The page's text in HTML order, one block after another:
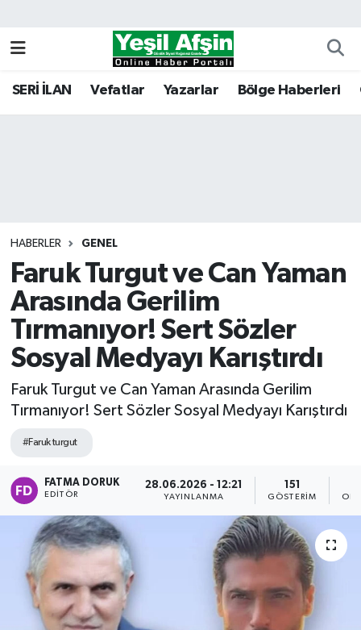
SERİ İLAN Vefatlar Yazarlar Bölge Haberleri
HABERLER GENEL
Faruk Turgut ve Can Yaman
Arasında Gerilim
Tırmanıyor! Sert Sözler
Sosyal Medyayı Karıştırdı
Faruk Turgut ve Can Yaman Arasında Gerilim
Tırmanıyor! Sert Sözler Sosyal Medyayı Karıştırdı
#Faruk turgut
FATMA DORUK
EDITÖR
28.06.2026 - 12:21
YAYINLANMA
151
GÖSTERIM
Kahramanmaraş Nöbetçi Eczaneler
Tüm Manşetler
Son Dakika Haberleri
Haber Arşivi